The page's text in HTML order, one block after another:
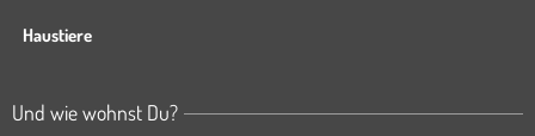
Haustiere
Und wie wohnst Du?